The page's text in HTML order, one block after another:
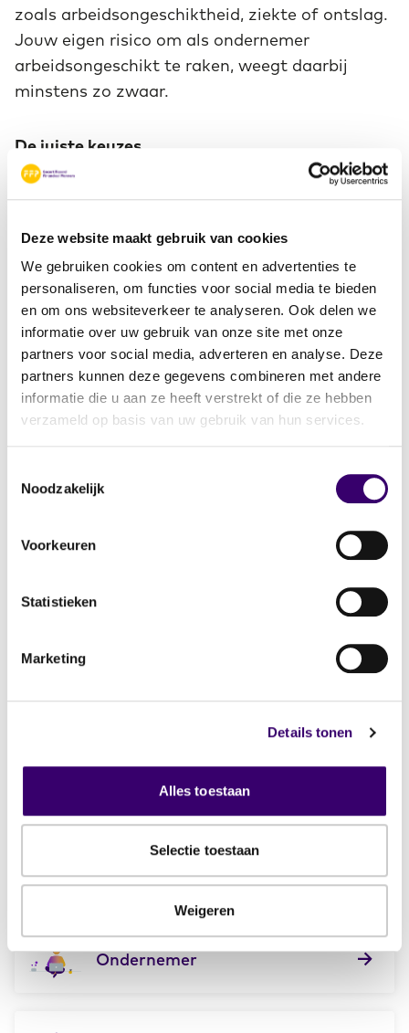
Deze website maakt gebruik van cookies
We gebruiken cookies om content en advertenties te
personaliseren, om functies voor social media te bieden
en om ons websiteverkeer te analyseren. Ook delen we
informatie over uw gebruik van onze site met onze
partners voor social media, adverteren en analyse. Deze
partners kunnen deze gegevens combineren met andere
informatie die u aan ze heeft verstrekt of die ze hebben
verzameld op basis van uw gebruik van hun services.
Noodzakelijk
Voorkeuren
Statistieken
Marketing
Details tonen
Alles toestaan
Selectie toestaan
Weigeren
zoals arbeidsongeschiktheid, ziekte of ontslag.
Jouw eigen risico om als ondernemer
arbeidsongeschikt te raken, weegt daarbij
minstens zo zwaar.
De juiste keuzes
Aan ondernemen kleven vele financiële
facetten. Vaak zijn die niet eenvoudig. De beste
persoonlijke omstandigheden af. Een
CERTIFIED FINANCIAL PLANNER®
professional verplaatst zich in jouw situatie en
helpt je om de keuzes te maken die bij jouw
leven passen.
765 gespecialiseerde
Bedrijfsovername
Personeel
Ondernemer